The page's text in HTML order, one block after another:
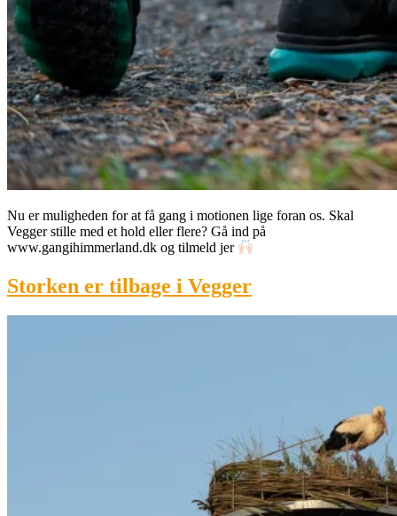
Nu er muligheden for at få gang i motionen lige foran os. Skal
Vegger stille med et hold eller flere? Gå ind på
www.gangihimmerland.dk og tilmeld jer
Storken er tilbage i Vegger